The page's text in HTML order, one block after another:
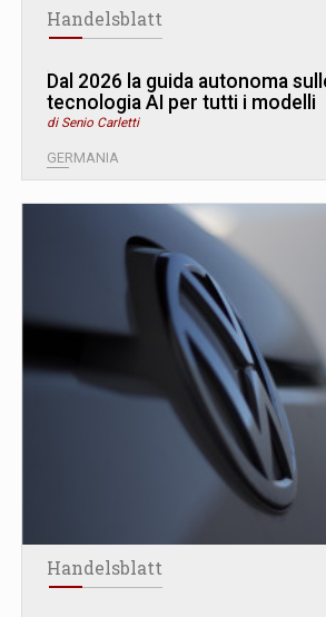
Handelsblatt
Dal 2026 la guida autonoma
tecnologia AI per tutti i modelli
di Senio Carletti
GERMANIA
Handelsblatt